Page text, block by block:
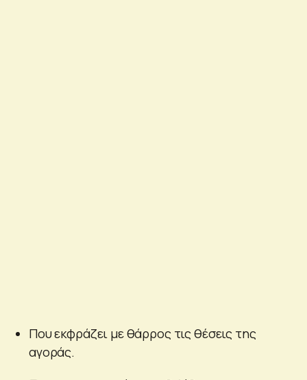
Που εκφράζει με θάρρος τις θέσεις της
αγοράς.